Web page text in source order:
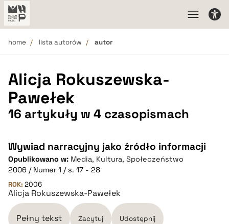
home lista autorów autor
Alicja Rokuszewska-
Pawełek
16 artykuły w 4 czasopismach
Wywiad narracyjny jako źródło informacji
Opublikowano w: Media, Kultura, Społeczeństwo
2006 / Numer 1 / s. 17 - 28
ROK: 2006
Alicja Rokuszewska-Pawełek
Pełny tekst Zacytuj Udostępnij